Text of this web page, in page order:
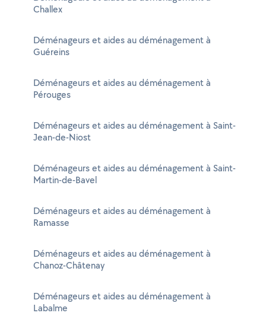
Challex
Déménageurs et aides au déménagement à
Guéreins
Déménageurs et aides au déménagement à
Pérouges
Déménageurs et aides au déménagement à Saint-
Jean-de-Niost
Déménageurs et aides au déménagement à Saint-
Martin-de-Bavel
Déménageurs et aides au déménagement à
Ramasse
Déménageurs et aides au déménagement à
Chanoz-Châtenay
Déménageurs et aides au déménagement à
Labalme